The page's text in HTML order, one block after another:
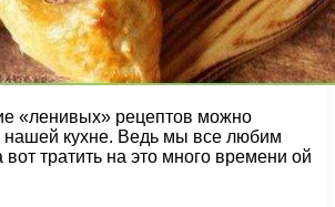
«ленивых» рецептов можно
нашей кухне. Ведь мы все любим
вот тратить на это много времени ой